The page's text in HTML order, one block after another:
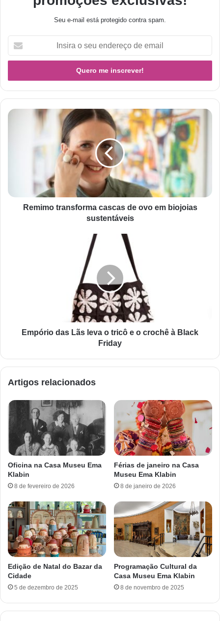
Seu e-mail está protegido contra spam.
Remimo transforma cascas de ovo em biojoias
sustentáveis
Empório das Lãs leva o tricô e o crochê à Black
Friday
Artigos relacionados
Oficina na Casa Museu Ema
Klabin
8 de fevereiro de 2026
Férias de janeiro na Casa
Museu Ema Klabin
8 de janeiro de 2026
Edição de Natal do Bazar da
Cidade
5 de dezembro de 2025
Programação Cultural da
Casa Museu Ema Klabin
8 de novembro de 2025